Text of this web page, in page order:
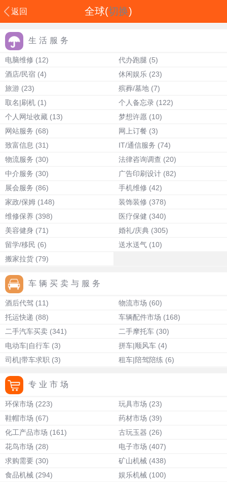
返回 全球(切换)
生活服务
电脑维修 (12) 代办跑腿 (5)
酒店/民宿 (4) 休闲娱乐 (23)
旅游 (23) 殡葬/墓地 (7)
取名|刷机 (1) 个人备忘录 (122)
个人网址收藏 (13) 梦想许愿 (10)
网站服务 (68) 网上订餐 (3)
致富信息 (31) IT/通信服务 (74)
物流服务 (30) 法律咨询调查 (20)
中介服务 (30) 广告印刷设计 (82)
展会服务 (86) 手机维修 (42)
家政/保姆 (148) 装饰装修 (378)
维修保养 (398) 医疗保健 (340)
美容健身 (71) 婚礼/庆典 (305)
留学/移民 (6) 送水送气 (10)
搬家拉货 (79)
车辆买卖与服务
酒后代驾 (11) 物流市场 (60)
托运快递 (88) 车辆配件市场 (168)
二手汽车买卖 (341) 二手摩托车 (30)
电动车|自行车 (3) 拼车|顺风车 (4)
司机|带车求职 (3) 租车|陪驾陪练 (6)
专业市场
环保市场 (223) 玩具市场 (23)
鞋帽市场 (67) 药材市场 (39)
化工产品市场 (161) 古玩玉器 (26)
花鸟市场 (28) 电子市场 (407)
求购需要 (30) 矿山机械 (438)
食品机械 (294) 娱乐机械 (100)